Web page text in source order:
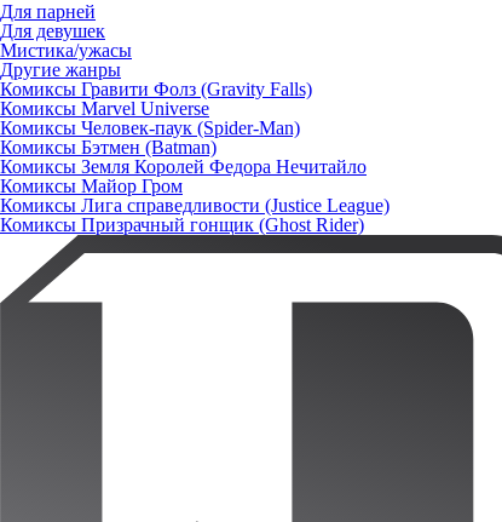
Для парней
Для девушек
Мистика/ужасы
Другие жанры
Комиксы Гравити Фолз (Gravity Falls)
Комиксы Marvel Universe
Комиксы Человек-паук (Spider-Man)
Комиксы Бэтмен (Batman)
Комиксы Земля Королей Федора Нечитайло
Комиксы Майор Гром
Комиксы Лига справедливости (Justice League)
Комиксы Призрачный гонщик (Ghost Rider)